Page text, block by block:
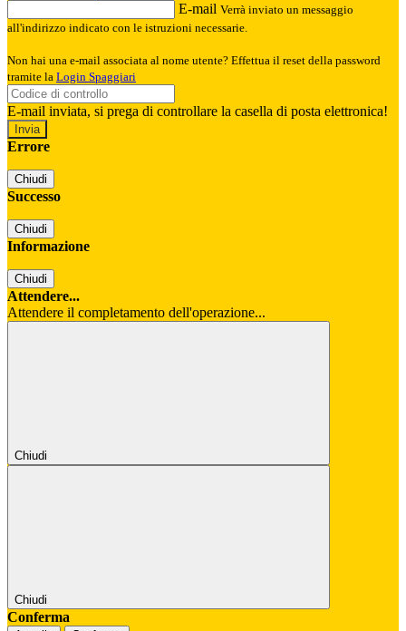
E-mail Verrà inviato un messaggio
all'indirizzo indicato con le istruzioni necessarie.
Non hai una e-mail associata al nome utente? Effettua il reset della password
tramite la Login Spaggiari
E-mail inviata, si prega di controllare la casella di posta elettronica!
Errore
Chiudi
Successo
Chiudi
Informazione
Chiudi
Attendere...
Attendere il completamento dell'operazione...
Chiudi
Chiudi
Conferma